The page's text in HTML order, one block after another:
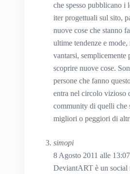
che spesso pubblicano i
iter progettuali sul sito,
nuove cose che stanno
ultime tendenze e mode,
vantarsi, semplicemente
scoprire nuove cose.
persone che fanno
entra nel circolo vizioso
community di quelli che
migliori o peggiori di
simopi
8 Agosto 2011 alle 13:07
DeviantART è un social